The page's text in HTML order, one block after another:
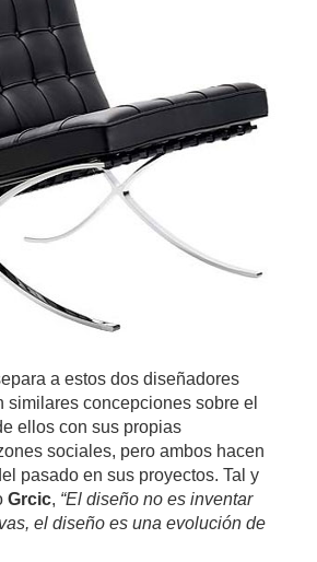
a estos dos diseñadores
similares concepciones sobre el
ellos con sus propias
sociales, pero ambos hacen
pasado en sus proyectos. Tal y
Grcic, “El diseño no es inventar
el diseño es una evolución de